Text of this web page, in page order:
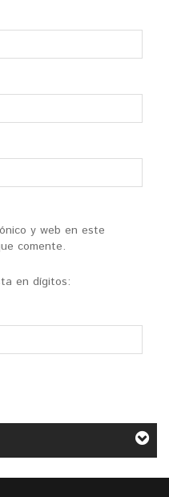
y web en este
comente.
en dígitos: